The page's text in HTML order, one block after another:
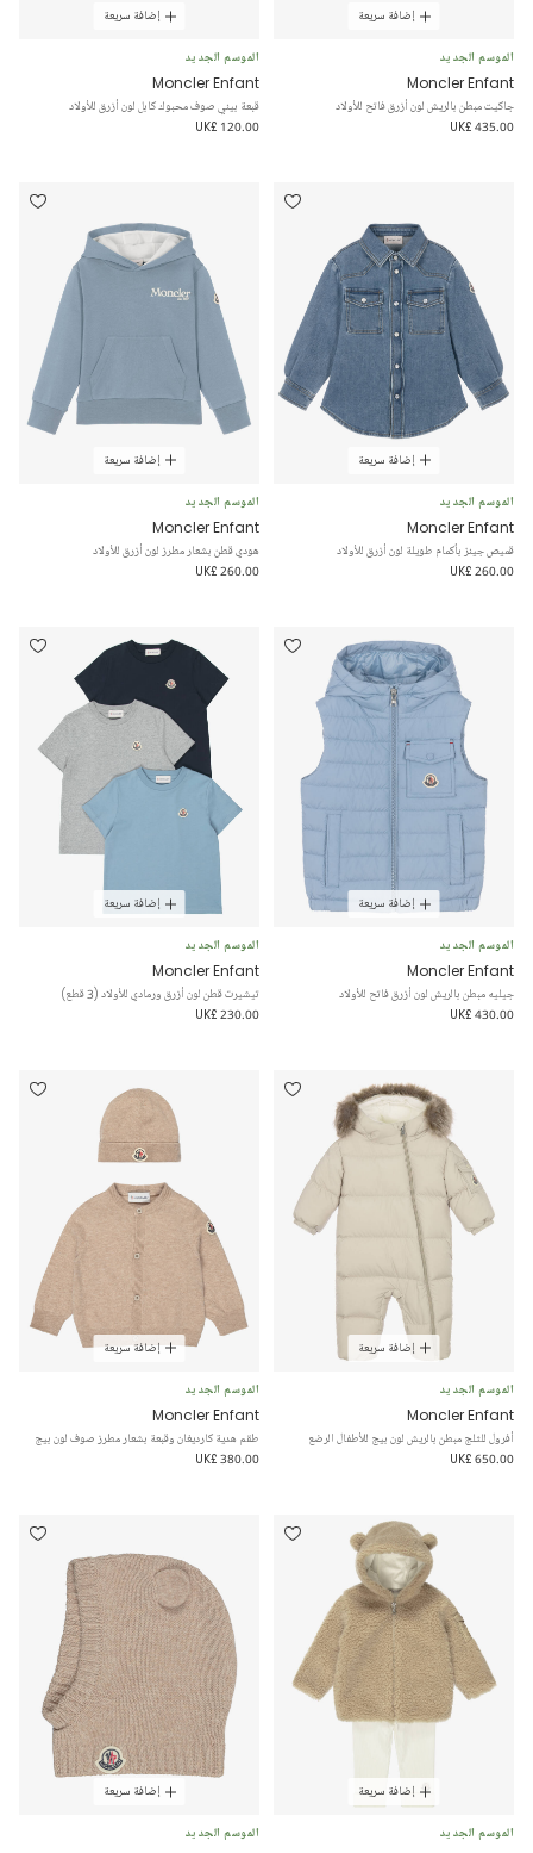
إضافة سريعة
الموسم الجديد
Moncler Enfant
جاكيت مبطن بالريش لون أزرق فاتح للأولاد
UK£ 435.00
إضافة سريعة
الموسم الجديد
Moncler Enfant
قبعة بيني صوف محبوك كابل لون أزرق للأولاد
UK£ 120.00
إضافة سريعة
الموسم الجديد
Moncler Enfant
قميص جينز بأكمام طويلة لون أزرق للأولاد
UK£ 260.00
إضافة سريعة
الموسم الجديد
Moncler Enfant
هودي قطن بشعار مطرز لون أزرق للأولاد
UK£ 260.00
إضافة سريعة
الموسم الجديد
Moncler Enfant
جيليه مبطن بالريش لون أزرق فاتح للأولاد
UK£ 430.00
إضافة سريعة
الموسم الجديد
Moncler Enfant
تيشيرت قطن لون أزرق ورمادي للأولاد (3 قطع)
UK£ 230.00
إضافة سريعة
الموسم الجديد
Moncler Enfant
أفرول للثلج مبطن بالريش لون بيج للأطفال الرضع
UK£ 650.00
إضافة سريعة
الموسم الجديد
Moncler Enfant
طقم هدية كارديغان وقبعة بشعار مطرز صوف لون بيج
UK£ 380.00
إضافة سريعة
الموسم الجديد
إضافة سريعة
الموسم الجديد